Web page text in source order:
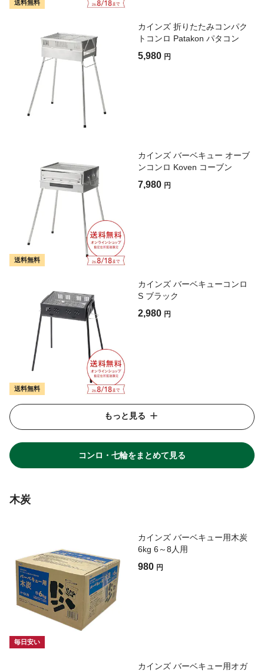
送料無料
カインズ 折りたたみコンパク
トコンロ Patakon パタコン
5,980 円
送料無料
カインズ バーベキュー オーブ
ンコンロ Koven コーブン
7,980 円
送料無料
カインズ バーベキューコンロ
S ブラック
2,980 円
もっと見る
コンロ・七輪をまとめて見る
木炭
毎日安い
カインズ バーベキュー用木炭
6kg 6～8人用
980 円
カインズ バーベキュー用オガ